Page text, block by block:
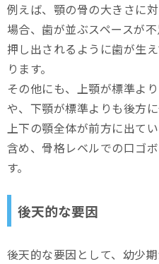
例えば、顎の骨の大きさに
場合、歯が並ぶスペースが
押し出されるように歯が生
ります。
その他にも、上顎が標準よ
や、下顎が標準よりも後方
上下の顎全体が前方に出て
含め、骨格レベルでの口ゴ
す。
後天的な要因
後天的な要因として、幼少